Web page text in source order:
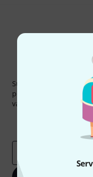
Subscreva a
pouco de sorte você
valor de